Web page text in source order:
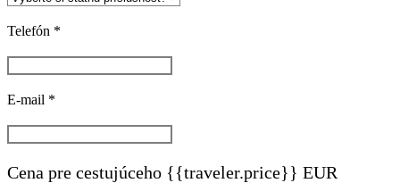
Telefón *
E-mail *
Cena pre cestujúceho {{traveler.price}} EUR